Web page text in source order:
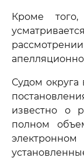
Кроме
Судом округа
известно о
полном